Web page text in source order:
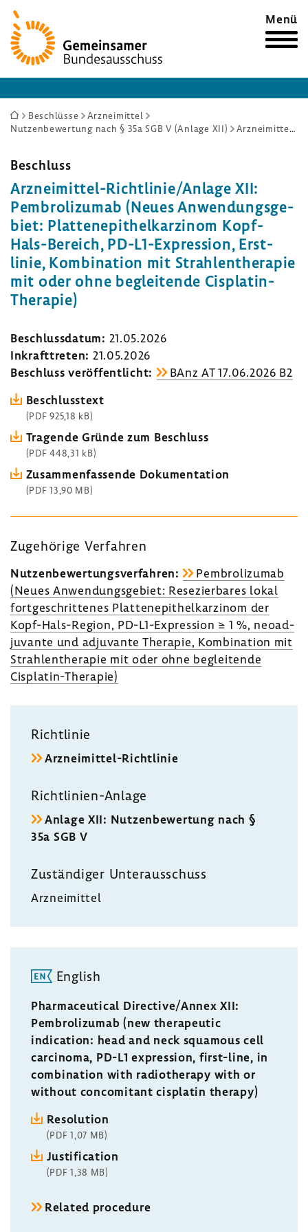
Zur
Startseite
Menü
Sie
sind
Beschlüsse
Arzneimittel
Nutzenbewertung nach § 35a SGB V (Anlage XII)
Arzneimittel-Richtlinie/Anlage XII: Pembrolizumab (Neues Anwendungsgebiet: Plattenepithelkarzinom Kopf-Hals-Bereich, PD-L1-Expression, Erstlinie, Kombination mit Strahlentherapie mit oder ohne begleitende Cisplatin-Therapie)
Beschluss
Arzneimittel-​Richtlinie/Anlage XII:
Pembro­li­zumab (Neues Anwen­dungs­ge­
biet: Plat­ten­epi­thel­kar­zinom Kopf-​
Hals-Bereich, PD-​L1-Expression, Erst­
linie, Kombi­na­tion mit Strah­len­the­rapie
mit oder ohne beglei­tende Cisplatin-​
Therapie)
Beschluss­datum: 21.05.2026
Inkraft­treten: 21.05.2026
Beschluss veröf­fent­licht:
BAnz AT 17.06.2026 B2
Beschluss­text
(PDF 925,18 kB)
Tragende Gründe zum Beschluss
(PDF 448,31 kB)
Zusam­men­fas­sende Doku­men­ta­tion
(PDF 13,90 MB)
Zuge­hö­rige Verfahren
Nutzen­be­wer­tungs­ver­fahren:
Pembro­li­zumab
(Neues Anwen­dungs­ge­biet: Rese­zier­bares lokal
fort­ge­schrit­tenes Plat­ten­epi­thel­kar­zinom der
Kopf-​Hals-Region, PD-​L1-Expression ≥ 1 %, neoad­
ju­vante und adju­vante Therapie, Kombi­na­tion mit
Strah­len­the­rapie mit oder ohne beglei­tende
Cisplatin-​Therapie)
Richt­linie
Arzneimittel-​Richtlinie
Richtlinien-​Anlage
Anlage XII: Nutzen­be­wer­tung nach §
35a SGB V
Zustän­diger Unter­aus­schuss
Arznei­mittel
English
Pharmaceutical Directive/Annex XII:
Pembrolizumab (new therapeutic
indication: head and neck squamous cell
carcinoma, PD-L1 expression, first-line, in
combination with radiotherapy with or
without concomitant cisplatin therapy)
Resolution
(PDF 1,07 MB)
Justification
(PDF 1,38 MB)
Related procedure